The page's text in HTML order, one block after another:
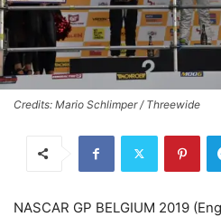
Credits: Mario Schlimper / Threewide
NASCAR GP BELGIUM 2019